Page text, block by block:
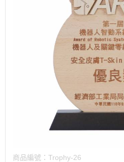
商品編號： Trophy-26